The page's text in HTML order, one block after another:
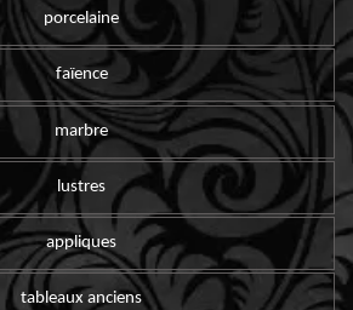
porcelaine
faïence
marbre
lustres
appliques
tableaux anciens